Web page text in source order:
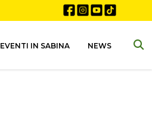
EVENTI IN SABINA NEWS